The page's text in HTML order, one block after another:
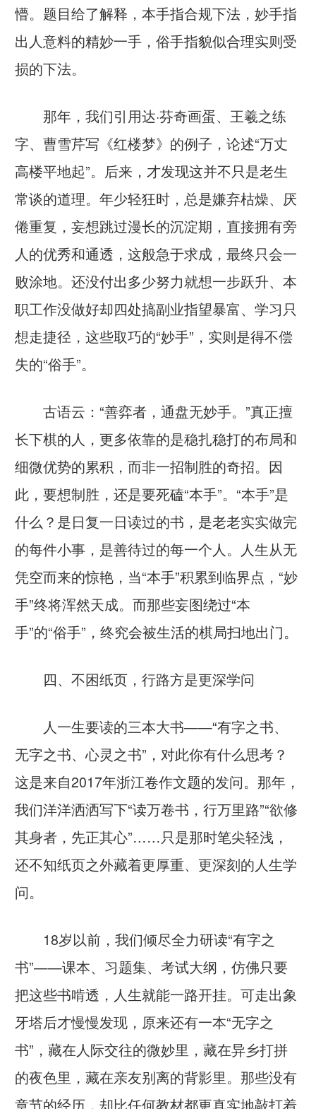
懵。题目给了解释，本手指合规下法，妙手指
出人意料的精妙一手，俗手指貌似合理实则受
损的下法。
那年，我们引用达·芬奇画蛋、王羲之练
字、曹雪芹写《红楼梦》的例子，论述“万丈
高楼平地起”。后来，才发现这并不只是老生
常谈的道理。年少轻狂时，总是嫌弃枯燥、厌
倦重复，妄想跳过漫长的沉淀期，直接拥有旁
人的优秀和通透，这般急于求成，最终只会一
败涂地。还没付出多少努力就想一步跃升、本
职工作没做好却四处搞副业指望暴富、学习只
想走捷径，这些取巧的“妙手”，实则是得不偿
失的“俗手”。
古语云：“善弈者，通盘无妙手。”真正擅
长下棋的人，更多依靠的是稳扎稳打的布局和
细微优势的累积，而非一招制胜的奇招。因
此，要想制胜，还是要死磕“本手”。“本手”是
什么？是日复一日读过的书，是老老实实做完
的每件小事，是善待过的每一个人。人生从无
凭空而来的惊艳，当“本手”积累到临界点，“妙
手”终将浑然天成。而那些妄图绕过“本
手”的“俗手”，终究会被生活的棋局扫地出门。
四、不困纸页，行路方是更深学问
人一生要读的三本大书——“有字之书、
无字之书、心灵之书”，对此你有什么思考？
这是来自2017年浙江卷作文题的发问。那年，
我们洋洋洒洒写下“读万卷书，行万里路”“欲修
其身者，先正其心”……只是那时笔尖轻浅，
还不知纸页之外藏着更厚重、更深刻的人生学
问。
18岁以前，我们倾尽全力研读“有字之
书”——课本、习题集、考试大纲，仿佛只要
把这些书啃透，人生就能一路开挂。可走出象
牙塔后才慢慢发现，原来还有一本“无字之
书”，藏在人际交往的微妙里，藏在异乡打拼
的夜色里，藏在亲友别离的背影里。那些没有
章节的经历，却比任何教材都更真实地敲打着